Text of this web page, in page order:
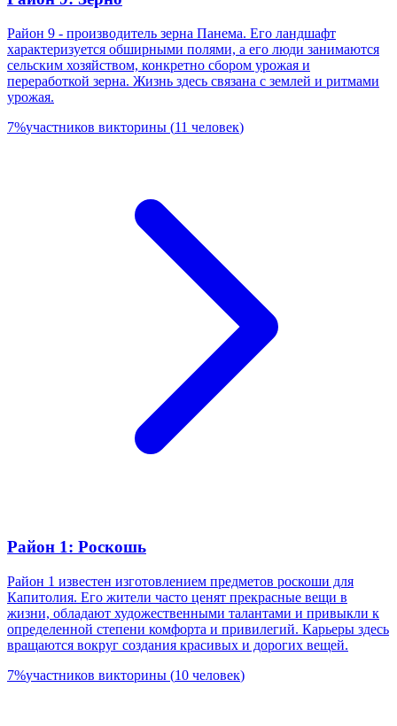
Район 9 - производитель зерна Панема. Его ландшафт
характеризуется обширными полями, а его люди занимаются
сельским хозяйством, конкретно сбором урожая и
переработкой зерна. Жизнь здесь связана с землей и ритмами
урожая.
7%участников викторины (11 человек)
Район 1: Роскошь
Район 1 известен изготовлением предметов роскоши для
Капитолия. Его жители часто ценят прекрасные вещи в
жизни, обладают художественными талантами и привыкли к
определенной степени комфорта и привилегий. Карьеры здесь
вращаются вокруг создания красивых и дорогих вещей.
7%участников викторины (10 человек)